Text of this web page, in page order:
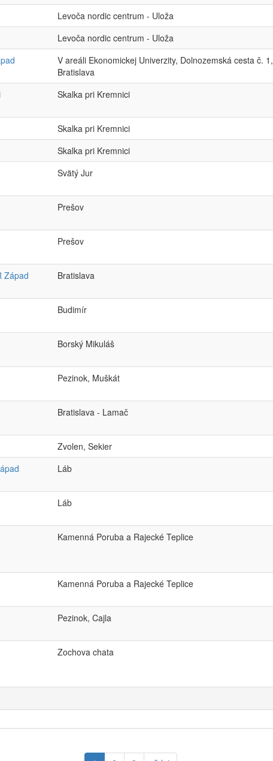
Levoča nordic centrum - Uloža
Levoča nordic centrum - Uloža
V areáli Ekonomickej Univerzity, Dolnozemská cesta č. 1,
Bratislava
Skalka pri Kremnici
Skalka pri Kremnici
Skalka pri Kremnici
Svätý Jur
Prešov
Prešov
Západ Bratislava
Budimír
Borský Mikuláš
Pezinok, Muškát
Bratislava - Lamač
Zvolen, Sekier
Láb
Láb
Kamenná Poruba a Rajecké Teplice
Kamenná Poruba a Rajecké Teplice
Pezinok, Cajla
Zochova chata